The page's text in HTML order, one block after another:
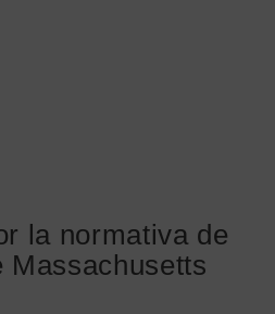
la normativa de
Massachusetts